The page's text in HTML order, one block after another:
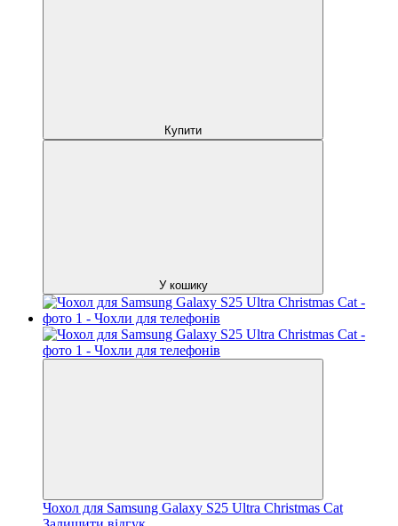
Купити
У кошику
Чохол для Samsung Galaxy S25 Ultra Christmas Cat